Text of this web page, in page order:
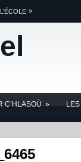
L’ÉCOLE »
C’HLASOÙ »